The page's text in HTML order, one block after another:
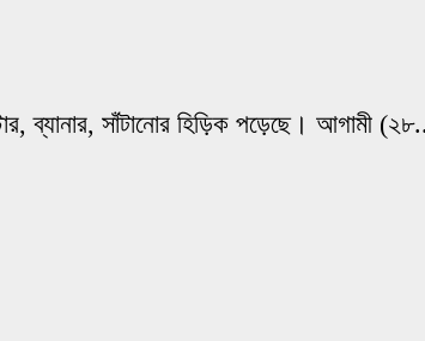
ব্যানার, সাঁটানোর হিড়িক পড়েছে। আগামী